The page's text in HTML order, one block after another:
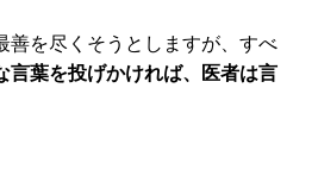
善を尽くそうとしますが、すべ
言葉を投げかければ、医者は言